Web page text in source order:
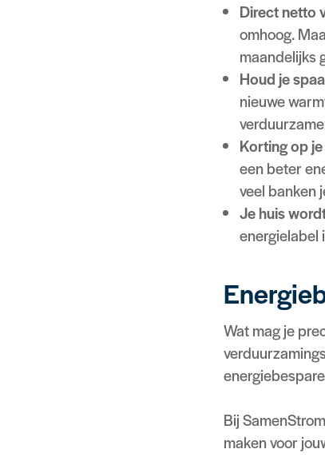
Direct netto
omhoog.
maandelijks
Houd je
nieuwe
Korting op
een beter
veel banken
Je huis
energielabel
Wat mag je
Bij
maken voor